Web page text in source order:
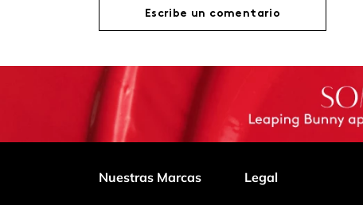
Escribe un comentario
Agregar comentario
Título
Nuestras Marcas Legal